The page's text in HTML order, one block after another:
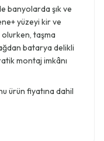
banyolarda şık ve
yüzeyi kir ve
olurken, taşma
batarya delikli
montaj imkânı
ürün fiyatına dahil